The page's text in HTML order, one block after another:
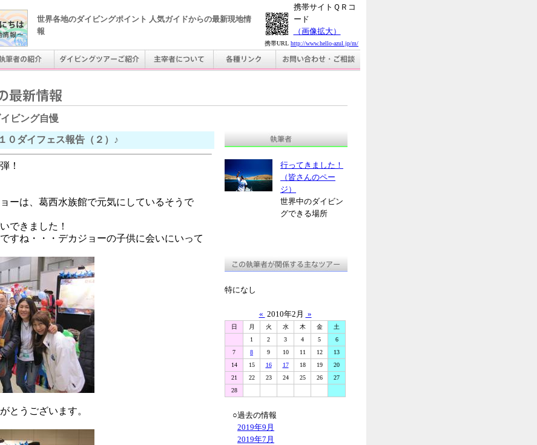
世界各地のダイビングポイント 人気ガイドからの最新現地情
報
携帯サイトＱＲコ
ード
（画像拡大）
携帯URL http://www.hello-azul.jp/m/
ビング自慢
０ダイフェス報告（２）♪
！
ーは、葛西水族館で元気にしているそうで
できました！
すね・・・デカジョーの子供に会いにいって
とうございます。
行ってきました！
（皆さんのペー
ジ）
世界中のダイビン
グできる場所
特になし
« 2010年2月 »
日 月 火 水 木 金
土
1
2 3 4 5
6
7
8 9 10 11 12
13
14
15 16 17 18 19
20
21
22 23 24 25 26
27
28
○過去の情報
2019年9月
2019年7月